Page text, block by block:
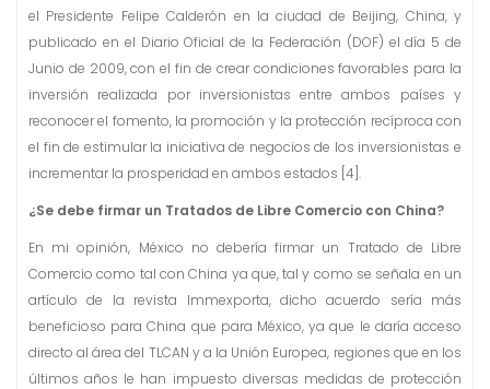
el Presidente Felipe Calderón en la ciudad de Beijing, China, y
publicado en el Diario Oficial de la Federación (DOF) el día 5 de
Junio de 2009, con el fin de crear condiciones favorables para la
inversión realizada por inversionistas entre ambos países y
reconocer el fomento, la promoción y la protección recíproca con
el fin de estimular la iniciativa de negocios de los inversionistas e
incrementar la prosperidad en ambos estados [4].
¿Se debe firmar un Tratados de Libre Comercio con China?
En mi opinión, México no debería firmar un Tratado de Libre
Comercio como tal con China ya que, tal y como se señala en un
artículo de la revista Immexporta, dicho acuerdo sería más
beneficioso para China que para México, ya que le daría acceso
directo al área del TLCAN y a la Unión Europea, regiones que en los
últimos años le han impuesto diversas medidas de protección